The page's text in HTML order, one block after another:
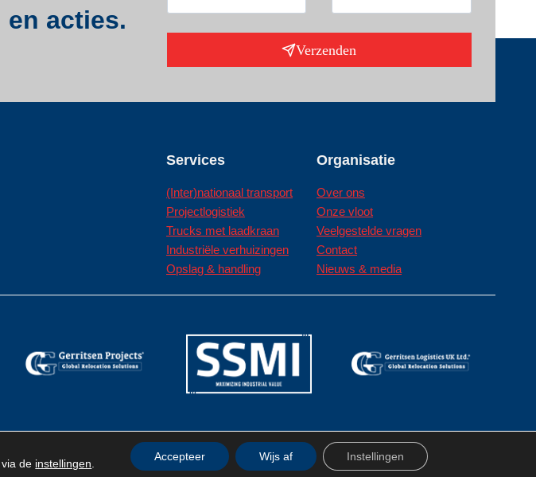
acties.
Verzenden
Services
(Inter)nationaal transport
Projectlogistiek
Trucks met laadkraan
Industriële verhuizingen
Opslag & handling
Organisatie
Over ons
Onze vloot
Veelgestelde vragen
Contact
Nieuws & media
© Gerritsen Group 2026 | All rights reserved
de instellingen
Accepteer Wijs af Instellingen